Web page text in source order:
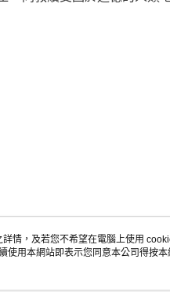
客服
情，及若您不希望在電腦上使用
使用本網站即表示您同意本公司得按